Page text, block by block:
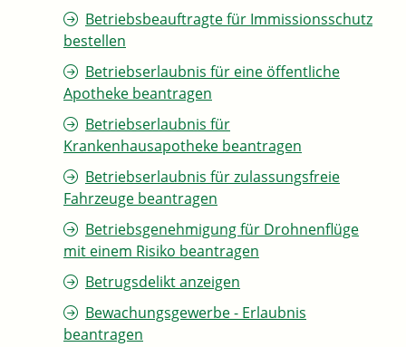
Betriebsbeauftragte für Immissionsschutz
bestellen
Betriebserlaubnis für eine öffentliche
Apotheke beantragen
Betriebserlaubnis für
Krankenhausapotheke beantragen
Betriebserlaubnis für zulassungsfreie
Fahrzeuge beantragen
Betriebsgenehmigung für Drohnenflüge
mit einem Risiko beantragen
Betrugsdelikt anzeigen
Bewachungsgewerbe - Erlaubnis
beantragen